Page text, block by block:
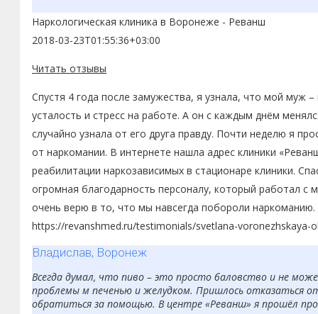
Наркологическая клиника в Воронеже - Реванш
2018-03-23T01:55:36+03:00
Читать отзывы
Спустя 4 года после замужества, я узнала, что мой муж
усталость и стресс на работе. А он с каждым днём
случайно узнала от его друга правду. Почти неделю я
от наркомании. В интернете нашла адрес клиники
реабилитации наркозависимых в стационаре клиники.
огромная благодарность персоналу, который работал
очень верю в то, что мы навсегда побороли
https://revanshmed.ru/testimonials/svetlana-voronezhskaya-
Владислав, Воронеж
Всегда думал, что пиво – это просто баловство и не
проблемы м печенью и желудком. Пришлось отказаться
обратиться за помощью. В центре «Реванш» я прошёл